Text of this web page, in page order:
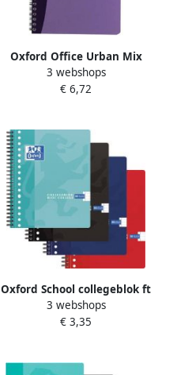
Oxford Office Urban Mix
spiraalschrift 180
bladzijden ft A5 geruit 5
3 webshops
€ 6,72
Oxford School collegeblok ft
A5+ 160 bladzijden 17
gaatjes kantlijn gelijnd
3 webshops
€ 3,35